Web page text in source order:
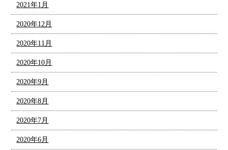
2021年1月
2020年12月
2020年11月
2020年10月
2020年9月
2020年8月
2020年7月
2020年6月